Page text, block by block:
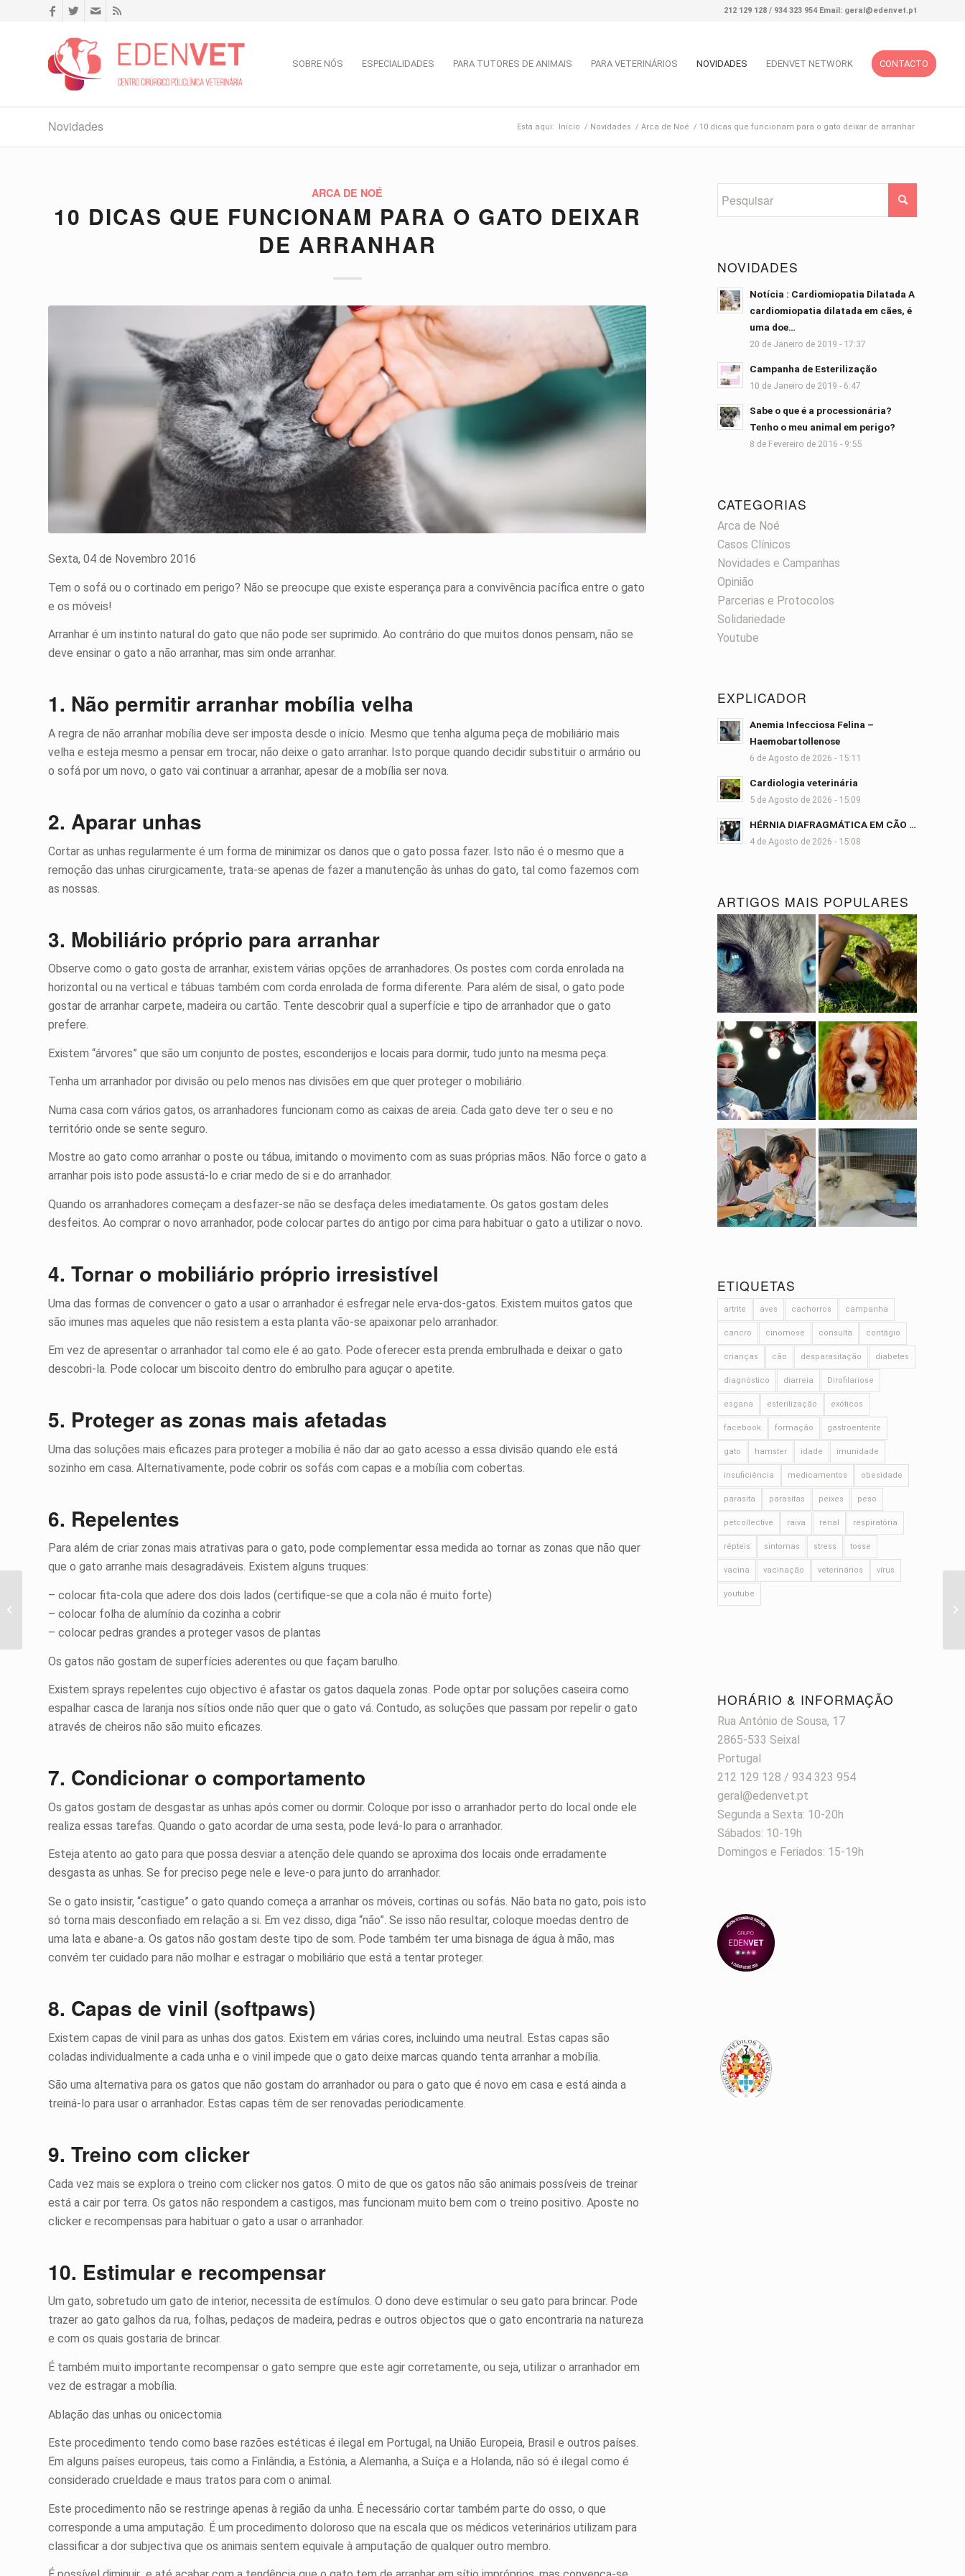
212 129 128 / 934 323 954 Email: geral@edenvet.pt
SOBRE NÓS ESPECIALIDADES PARA TUTORES DE ANIMAIS PARA VETERINÁRIOS NOVIDADES EDENVET NETWORK CONTACTO
Novidades Está aqui: Início / Novidades / Arca de Noé / 10 dicas que funcionam para o gato deixar de arranhar
ARCA DE NOÉ
10 DICAS QUE FUNCIONAM PARA O GATO DEIXAR
DE ARRANHAR
Sexta, 04 de Novembro 2016
Tem o sofá ou o cortinado em perigo? Não se preocupe que existe esperança para a convivência pacífica entre o gato
e os móveis!
Arranhar é um instinto natural do gato que não pode ser suprimido. Ao contrário do que muitos donos pensam, não se
deve ensinar o gato a não arranhar, mas sim onde arranhar.
1. Não permitir arranhar mobília velha
A regra de não arranhar mobília deve ser imposta desde o início. Mesmo que tenha alguma peça de mobiliário mais
velha e esteja mesmo a pensar em trocar, não deixe o gato arranhar. Isto porque quando decidir substituir o armário ou
o sofá por um novo, o gato vai continuar a arranhar, apesar de a mobília ser nova.
2. Aparar unhas
Cortar as unhas regularmente é um forma de minimizar os danos que o gato possa fazer. Isto não é o mesmo que a
remoção das unhas cirurgicamente, trata-se apenas de fazer a manutenção às unhas do gato, tal como fazemos com
as nossas.
3. Mobiliário próprio para arranhar
Observe como o gato gosta de arranhar, existem várias opções de arranhadores. Os postes com corda enrolada na
horizontal ou na vertical e tábuas também com corda enrolada de forma diferente. Para além de sisal, o gato pode
gostar de arranhar carpete, madeira ou cartão. Tente descobrir qual a superfície e tipo de arranhador que o gato
prefere.
Existem “árvores” que são um conjunto de postes, esconderijos e locais para dormir, tudo junto na mesma peça.
Tenha um arranhador por divisão ou pelo menos nas divisões em que quer proteger o mobiliário.
Numa casa com vários gatos, os arranhadores funcionam como as caixas de areia. Cada gato deve ter o seu e no
território onde se sente seguro.
Mostre ao gato como arranhar o poste ou tábua, imitando o movimento com as suas próprias mãos. Não force o gato a
arranhar pois isto pode assustá-lo e criar medo de si e do arranhador.
Quando os arranhadores começam a desfazer-se não se desfaça deles imediatamente. Os gatos gostam deles
desfeitos. Ao comprar o novo arranhador, pode colocar partes do antigo por cima para habituar o gato a utilizar o novo.
4. Tornar o mobiliário próprio irresistível
Uma das formas de convencer o gato a usar o arranhador é esfregar nele erva-dos-gatos. Existem muitos gatos que
são imunes mas aqueles que não resistem a esta planta vão-se apaixonar pelo arranhador.
Em vez de apresentar o arranhador tal como ele é ao gato. Pode oferecer esta prenda embrulhada e deixar o gato
descobri-la. Pode colocar um biscoito dentro do embrulho para aguçar o apetite.
5. Proteger as zonas mais afetadas
Uma das soluções mais eficazes para proteger a mobília é não dar ao gato acesso a essa divisão quando ele está
sozinho em casa. Alternativamente, pode cobrir os sofás com capas e a mobília com cobertas.
6. Repelentes
Para além de criar zonas mais atrativas para o gato, pode complementar essa medida ao tornar as zonas que não quer
que o gato arranhe mais desagradáveis. Existem alguns truques:
– colocar fita-cola que adere dos dois lados (certifique-se que a cola não é muito forte)
– colocar folha de alumínio da cozinha a cobrir
– colocar pedras grandes a proteger vasos de plantas
Os gatos não gostam de superfícies aderentes ou que façam barulho.
Existem sprays repelentes cujo objectivo é afastar os gatos daquela zonas. Pode optar por soluções caseira como
espalhar casca de laranja nos sítios onde não quer que o gato vá. Contudo, as soluções que passam por repelir o gato
através de cheiros não são muito eficazes.
7. Condicionar o comportamento
Os gatos gostam de desgastar as unhas após comer ou dormir. Coloque por isso o arranhador perto do local onde ele
realiza essas tarefas. Quando o gato acordar de uma sesta, pode levá-lo para o arranhador.
Esteja atento ao gato para que possa desviar a atenção dele quando se aproxima dos locais onde erradamente
desgasta as unhas. Se for preciso pege nele e leve-o para junto do arranhador.
Se o gato insistir, “castigue” o gato quando começa a arranhar os móveis, cortinas ou sofás. Não bata no gato, pois isto
só torna mais desconfiado em relação a si. Em vez disso, diga “não”. Se isso não resultar, coloque moedas dentro de
uma lata e abane-a. Os gatos não gostam deste tipo de som. Pode também ter uma bisnaga de água à mão, mas
convém ter cuidado para não molhar e estragar o mobiliário que está a tentar proteger.
8. Capas de vinil (softpaws)
Existem capas de vinil para as unhas dos gatos. Existem em várias cores, incluindo uma neutral. Estas capas são
coladas individualmente a cada unha e o vinil impede que o gato deixe marcas quando tenta arranhar a mobília.
São uma alternativa para os gatos que não gostam do arranhador ou para o gato que é novo em casa e está ainda a
treiná-lo para usar o arranhador. Estas capas têm de ser renovadas periodicamente.
9. Treino com clicker
Cada vez mais se explora o treino com clicker nos gatos. O mito de que os gatos não são animais possíveis de treinar
está a cair por terra. Os gatos não respondem a castigos, mas funcionam muito bem com o treino positivo. Aposte no
clicker e recompensas para habituar o gato a usar o arranhador.
10. Estimular e recompensar
Um gato, sobretudo um gato de interior, necessita de estímulos. O dono deve estimular o seu gato para brincar. Pode
trazer ao gato galhos da rua, folhas, pedaços de madeira, pedras e outros objectos que o gato encontraria na natureza
e com os quais gostaria de brincar.
É também muito importante recompensar o gato sempre que este agir corretamente, ou seja, utilizar o arranhador em
vez de estragar a mobília.
Ablação das unhas ou onicectomia
Este procedimento tendo como base razões estéticas é ilegal em Portugal, na União Europeia, Brasil e outros países.
Em alguns países europeus, tais como a Finlândia, a Estónia, a Alemanha, a Suíça e a Holanda, não só é ilegal como é
considerado crueldade e maus tratos para com o animal.
Este procedimento não se restringe apenas à região da unha. É necessário cortar também parte do osso, o que
corresponde a uma amputação. É um procedimento doloroso que na escala que os médicos veterinários utilizam para
classificar a dor subjectiva que os animais sentem equivale à amputação de qualquer outro membro.
NOVIDADES
Notícia : Cardiomiopatia Dilatada A
cardiomiopatia dilatada em cães, é
uma doe…
20 de Janeiro de 2019 - 17:37
Campanha de Esterilização
10 de Janeiro de 2019 - 6:47
Sabe o que é a processionária?
Tenho o meu animal em perigo?
8 de Fevereiro de 2016 - 9:55
CATEGORIAS
Arca de Noé
Casos Clínicos
Novidades e Campanhas
Opinião
Parcerias e Protocolos
Solidariedade
Youtube
EXPLICADOR
Anemia Infecciosa Felina –
Haemobartollenose
6 de Agosto de 2026 - 15:11
Cardiologia veterinária
5 de Agosto de 2026 - 15:09
HÉRNIA DIAFRAGMÁTICA EM CÃO …
4 de Agosto de 2026 - 15:08
ARTIGOS MAIS POPULARES
ETIQUETAS
artrite aves cachorros campanha
cancro cinomose consulta contágio
crianças cão desparasitação diabetes
diagnóstico diarreia Dirofilariose
esgana esterilização exóticos
facebook formação gastroenterite
gato hamster idade imunidade
insuficiência medicamentos obesidade
parasita parasitas peixes peso
petcollective raiva renal respiratória
répteis sintomas stress tosse
vacina vacinação veterinários vírus
youtube
HORÁRIO & INFORMAÇÃO
Rua António de Sousa, 17
2865-533 Seixal
Portugal
212 129 128 / 934 323 954
geral@edenvet.pt
Segunda a Sexta: 10-20h
Sábados: 10-19h
Domingos e Feriados: 15-19h
Aquário: O equipamento
necessário